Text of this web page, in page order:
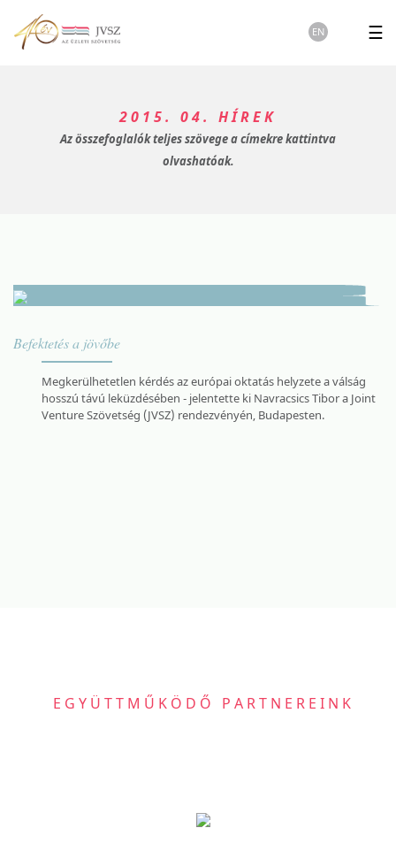
☰
EN
2015. 04. HÍREK
Az összefoglalók teljes szövege a címekre kattintva
olvashatóak.
Befektetés a jövőbe
Megkerülhetetlen kérdés az európai oktatás helyzete a válság
hosszú távú leküzdésében - jelentette ki Navracsics Tibor a Joint
Venture Szövetség (JVSZ) rendezvényén, Budapesten.
EGYÜTTMŰKÖDŐ PARTNEREINK